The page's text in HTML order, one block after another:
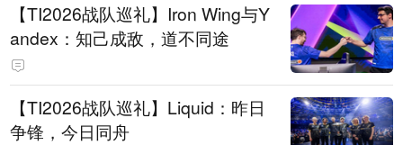
【TI2026战队巡礼】Iron Wing与Y
andex：知己成敌，道不同途
【TI2026战队巡礼】Liquid：昨日
争锋，今日同舟